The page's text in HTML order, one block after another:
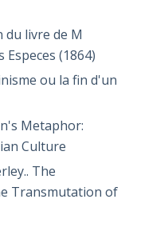
du livre de M
(1864)
ou la fin d'un
Metaphor:
Culture
The
Transmutation of